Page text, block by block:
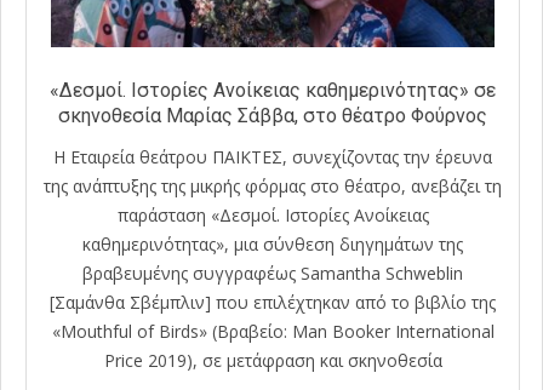
«Δεσμοί. Ιστορίες Ανοίκειας καθημερινότητας» σε
σκηνοθεσία Μαρίας Σάββα, στο θέατρο Φούρνος
Η Εταιρεία θεάτρου ΠΑΙΚΤΕΣ, συνεχίζοντας την έρευνα
της ανάπτυξης της μικρής φόρμας στο θέατρο, ανεβάζει τη
παράσταση «Δεσμοί. Ιστορίες Ανοίκειας
καθημερινότητας», μια σύνθεση διηγημάτων της
βραβευμένης συγγραφέως Samantha Schweblin
[Σαμάνθα Σβέμπλιν] που επιλέχτηκαν από το βιβλίο της
«Mouthful of Birds» (Βραβείο: Man Booker International
Price 2019), σε μετάφραση και σκηνοθεσία